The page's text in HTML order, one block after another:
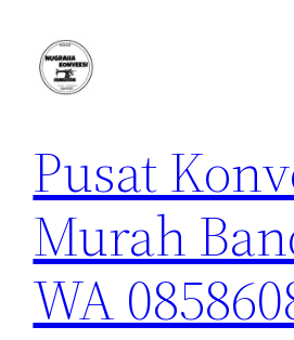
konten
Pusat
Murah
WA